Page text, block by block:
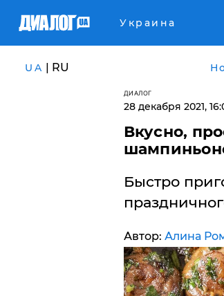
Украина
UA | RU
ДИАЛОГ
28 декабря 2021,
Вкусно,
Быстро
Автор: Алина